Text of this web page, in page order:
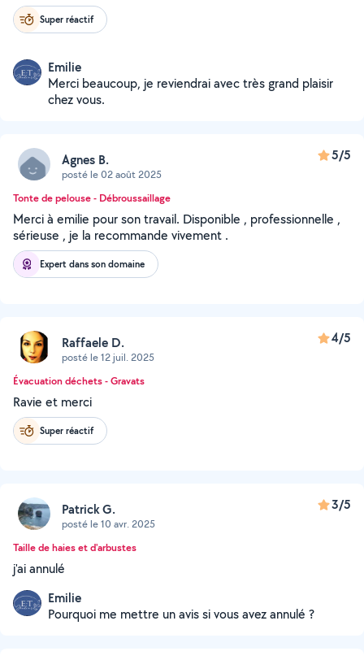
Super réactif
Emilie
Merci beaucoup, je reviendrai avec très grand plaisir
chez vous.
Agnes B.
posté le 02 août 2025
5/5
Tonte de pelouse - Débroussaillage
Merci à emilie pour son travail. Disponible , professionnelle ,
sérieuse , je la recommande vivement .
Expert dans son domaine
Raffaele D.
posté le 12 juil. 2025
4/5
Évacuation déchets - Gravats
Ravie et merci
Super réactif
Patrick G.
posté le 10 avr. 2025
3/5
Taille de haies et d'arbustes
j'ai annulé
Emilie
Pourquoi me mettre un avis si vous avez annulé ?